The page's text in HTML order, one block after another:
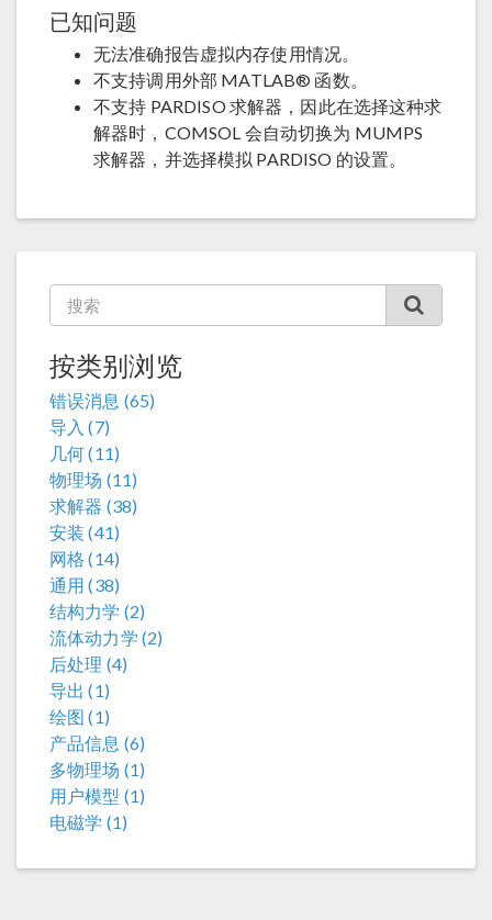
已知问题
无法准确报告虚拟内存使用情况。
不支持调用外部 MATLAB® 函数。
不支持 PARDISO 求解器，因此在选择这种求
解器时，COMSOL 会自动切换为 MUMPS
求解器，并选择模拟 PARDISO 的设置。
按类别浏览
错误消息 (65)
导入 (7)
几何 (11)
物理场 (11)
求解器 (38)
安装 (41)
网格 (14)
通用 (38)
结构力学 (2)
流体动力学 (2)
后处理 (4)
导出 (1)
绘图 (1)
产品信息 (6)
多物理场 (1)
用户模型 (1)
电磁学 (1)